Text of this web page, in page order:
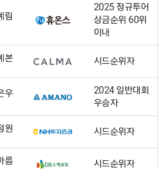
림
2025 정규투어
상금순위 60위
이내
본 시드순위자
우
2024 일반대회
우승자
원 시드순위자
름 시드순위자